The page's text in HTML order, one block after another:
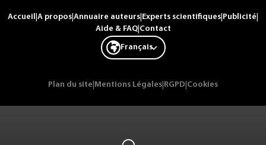
Accueil A propos Annuaire auteurs Experts scientifiques Publicité
Aide & FAQ| Contact
Français
Plan du site Mentions Légales RGPD Cookies